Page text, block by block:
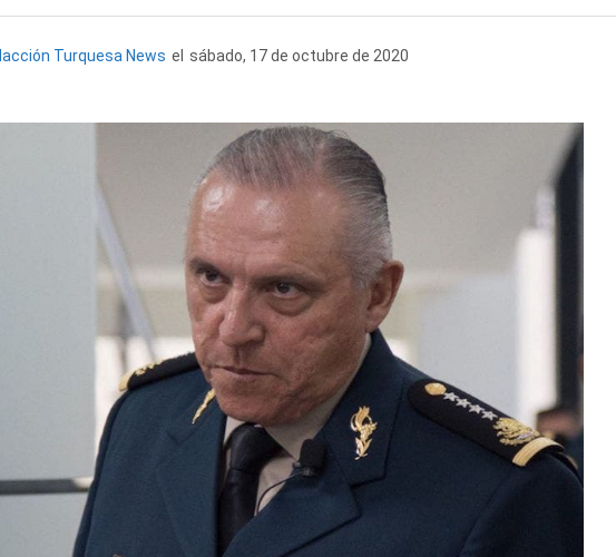
Turquesa News el sábado, 17 de octubre de 2020